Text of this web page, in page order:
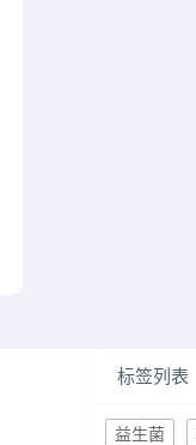
标签列表
益生菌